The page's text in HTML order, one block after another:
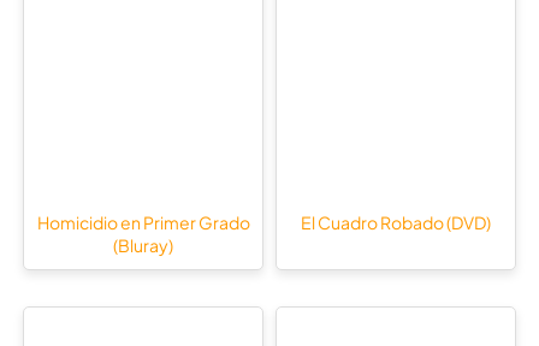
Homicidio en Primer Grado
(Bluray)
El Cuadro Robado (DVD)